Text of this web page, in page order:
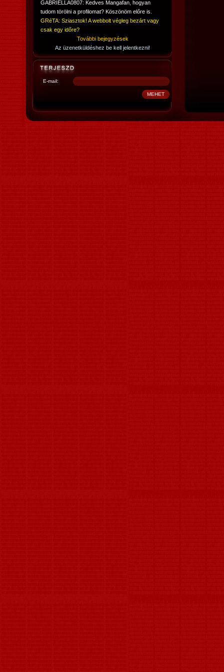
GABRIELLA0807: Kedves Mangafan, hogyan
tudom törölni a profilomat? Köszönöm előre is.
GRéTA: Sziasztok! A webbolt végleg bezárt vagy
csak egy időre?
További bejegyzések
Az üzenetküldéshez be kell jelentkezni!
E-mail: